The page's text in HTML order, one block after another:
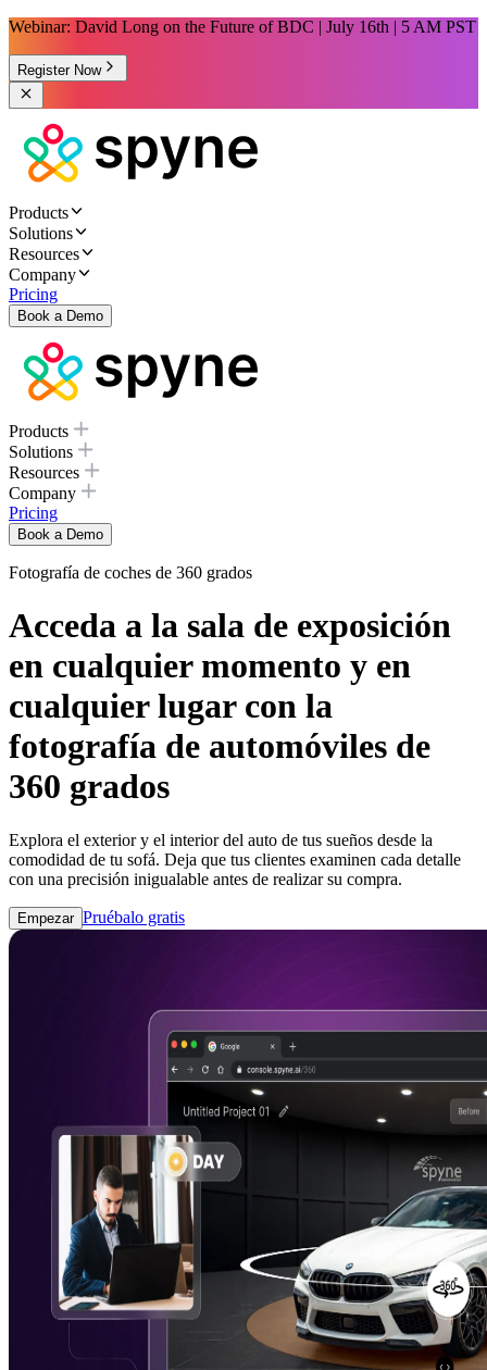
Webinar: David Long on the Future of BDC | July 16th | 5 AM PST
Register Now
Products
Solutions
Resources
Company
Pricing
Book a Demo
Products
Solutions
Resources
Company
Pricing
Book a Demo
Fotografía de coches de 360 ​​grados
Acceda a la sala de exposición
en cualquier momento y en
cualquier lugar con la
fotografía de automóviles de
360 ​​grados
Explora el exterior y el interior del auto de tus sueños desde la
comodidad de tu sofá. Deja que tus clientes examinen cada detalle
con una precisión inigualable antes de realizar su compra.
Empezar Pruébalo gratis